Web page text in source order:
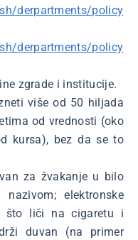
derpartments/policy
derpartments/policy
zgrade i institucije.
više od 50 hiljada
od vrednosti (oko
kursa), bez da se to
za žvakanje u bilo
elektronske
što liči na cigaretu i
duvan (na primer